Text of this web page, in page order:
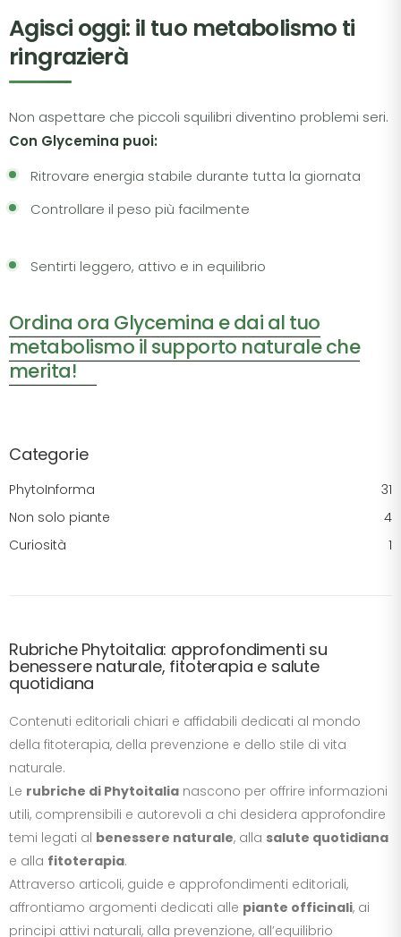
Agisci oggi: il tuo metabolismo ti
ringrazierà
Non aspettare che piccoli squilibri diventino problemi seri.
Con Glycemina puoi:
Ritrovare energia stabile durante tutta la giornata
Controllare il peso più facilmente
Sentirti leggero, attivo e in equilibrio
Ordina ora Glycemina e dai al tuo
metabolismo il supporto naturale che
merita!
Categorie
PhytoInforma
31
Non solo piante
4
Curiosità
1
Rubriche Phytoitalia: approfondimenti su
benessere naturale, fitoterapia e salute
quotidiana
Contenuti editoriali chiari e affidabili dedicati al mondo
della fitoterapia, della prevenzione e dello stile di vita
naturale.
Le rubriche di Phytoitalia nascono per offrire informazioni
utili, comprensibili e autorevoli a chi desidera approfondire
temi legati al benessere naturale, alla salute quotidiana
e alla fitoterapia.
Attraverso articoli, guide e approfondimenti editoriali,
affrontiamo argomenti dedicati alle piante officinali, ai
principi attivi naturali, alla prevenzione, all’equilibrio